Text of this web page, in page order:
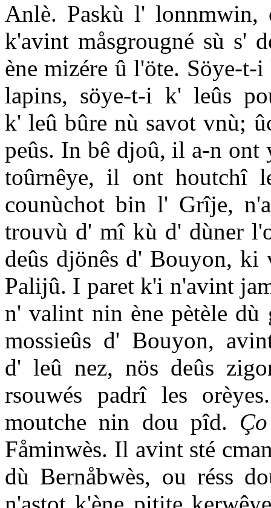
Anlè. Paskù l' lonnmwin,
k'avint måsgrougné sù s'
ène mizére û l'öte. Söye-
lapins, söye-t-i k' leûs
k' leû bûre nù savot vnù;
peûs. In bê djoû, il a-n ont
toûrnêye, il ont houtchî
counùchot bin l' Grîje,
trouvù d' mî kù d' dùner
deûs djönês d' Bouyon, ki
Palijû. I paret k'i n'avint
n' valint nin ène pètèle dù
mossieûs d' Bouyon,
d' leû nez, nös deûs
rsouwés padrî les
moutche nin dou pîd.
Fåminwès. Il avint sté
dù Bernåbwès, ou réss